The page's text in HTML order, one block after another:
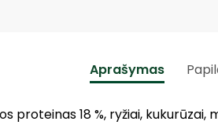
Aprašymas
proteinas 18 %, ryžiai, kukurūzai,